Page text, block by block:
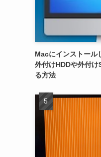
Macにインストール
外付けHDDや外付
る方法